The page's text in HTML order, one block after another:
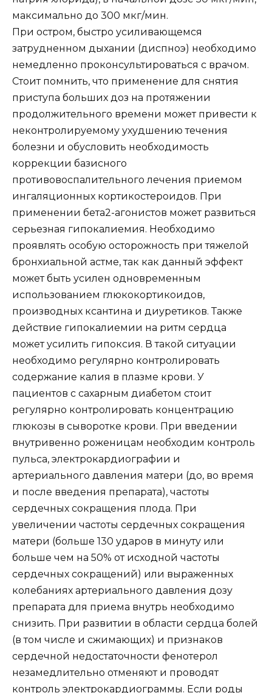
максимально до 300 мкг/мин.
При остром, быстро усиливающемся
затрудненном дыхании (диспноэ) необходимо
немедленно проконсультироваться с врачом.
Стоит помнить, что применение для снятия
приступа больших доз на протяжении
продолжительного времени может привести к
неконтролируемому ухудшению течения
болезни и обусловить необходимость
коррекции базисного
противовоспалительного лечения приемом
ингаляционных кортикостероидов. При
применении бета2-агонистов может развиться
серьезная гипокалиемия. Необходимо
проявлять особую осторожность при тяжелой
бронхиальной астме, так как данный эффект
может быть усилен одновременным
использованием глюкокортикоидов,
производных ксантина и диуретиков. Также
действие гипокалиемии на ритм сердца
может усилить гипоксия. В такой ситуации
необходимо регулярно контролировать
содержание калия в плазме крови. У
пациентов с сахарным диабетом стоит
регулярно контролировать концентрацию
глюкозы в сыворотке крови. При введении
внутривенно роженицам необходим контроль
пульса, электрокардиографии и
артериального давления матери (до, во время
и после введения препарата), частоты
сердечных сокращения плода. При
увеличении частоты сердечных сокращения
матери (больше 130 ударов в минуту или
больше чем на 50% от исходной частоты
сердечных сокращений) или выраженных
колебаниях артериального давления дозу
препарата для приема внутрь необходимо
снизить. При развитии в области сердца болей
(в том числе и сжимающих) и признаков
сердечной недостаточности фенотерол
незамедлительно отменяют и проводят
контроль электрокардиограммы. Если роды